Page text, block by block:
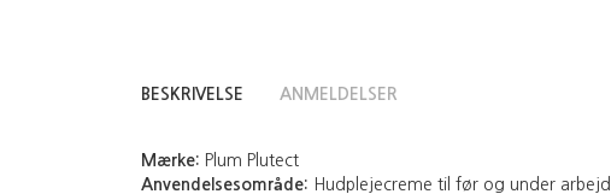
BESKRIVELSE ANMELDELSER
Mærke: Plum Plutect
Anvendelsesområde: Hudplejecreme til før og under